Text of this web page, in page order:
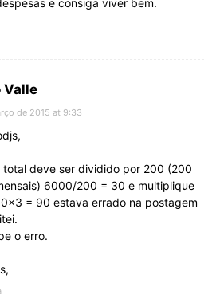
e consiga viver bem.
Valle
de 2015 at 9:33
total deve ser dividido por 200 (200
6000/200 = 30 e multiplique
= 90 estava errado na postagem
o erro.